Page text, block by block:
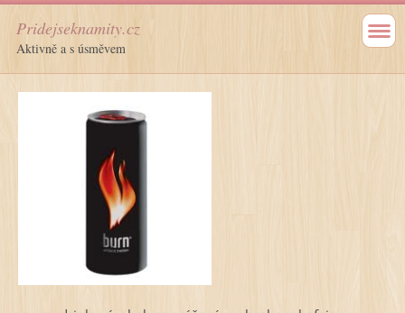
Pridejseknamity.cz
Aktivně a s úsměvem